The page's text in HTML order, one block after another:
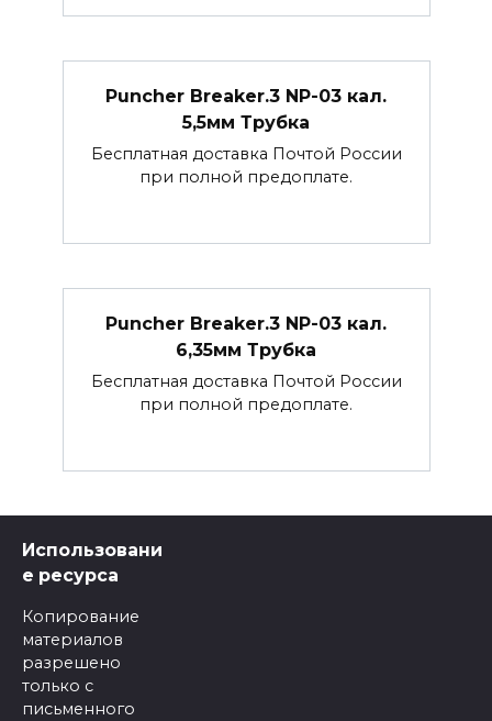
Puncher Breaker.3 NP-03 кал.
5,5мм Трубка
Бесплатная доставка Почтой России
при полной предоплате.
Puncher Breaker.3 NP-03 кал.
6,35мм Трубка
Бесплатная доставка Почтой России
при полной предоплате.
Использовани
е ресурса
Копирование
материалов
разрешено
только с
письменного